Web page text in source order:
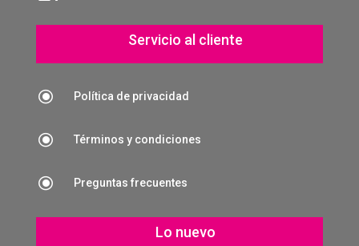
Servicio al cliente
\ Política de privacidad
\ Términos y condiciones
\ Preguntas frecuentes
Lo nuevo